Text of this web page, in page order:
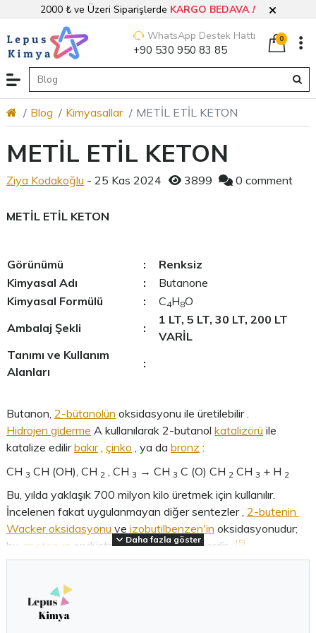
2000 ₺ ve Üzeri Siparişlerde KARGO BEDAVA!
WhatsApp Destek Hattı
+90 530 950 83 85
0
Blog Kimyasallar METİL ETİL KETON
METİL ETİL KETON
Ziya Kodakoğlu - 25 Kas 2024 3899 0 comment
METİL ETİL KETON
Görünümü :
Renksiz
Kimyasal Adı
:
Butanone
Kimyasal Formülü
: C4H8O
Ambalaj Şekli
:
1 LT, 5 LT, 30 LT, 200 LT
VARİL
Tanımı ve Kullanım
Alanları
:
Butanon, 2-bütanolün oksidasyonu ile üretilebilir .
Hidrojen giderme A kullanılarak 2-butanol katalizörü ile
katalize edilirbakır, çinko , ya da bronz :
CH 3 CH (OH), CH 2 , CH 3 → CH 3 C (O) CH 2 CH 3 + H 2
Bu, yılda yaklaşık 700 milyon kilo üretmek için kullanılır.
İncelenen fakat uygulanmayan diğer sentezler , 2-butenin
Wacker oksidasyonu ve izobutilbenzen'in oksidasyonudur;
bu, asetonun endüstriyel üretimi ile benzerdir . [5]
Fischer-Tropsch
buradan 2-butanon fraksiyonasyon yoluyla çıkarılır.
Daha fazla göster